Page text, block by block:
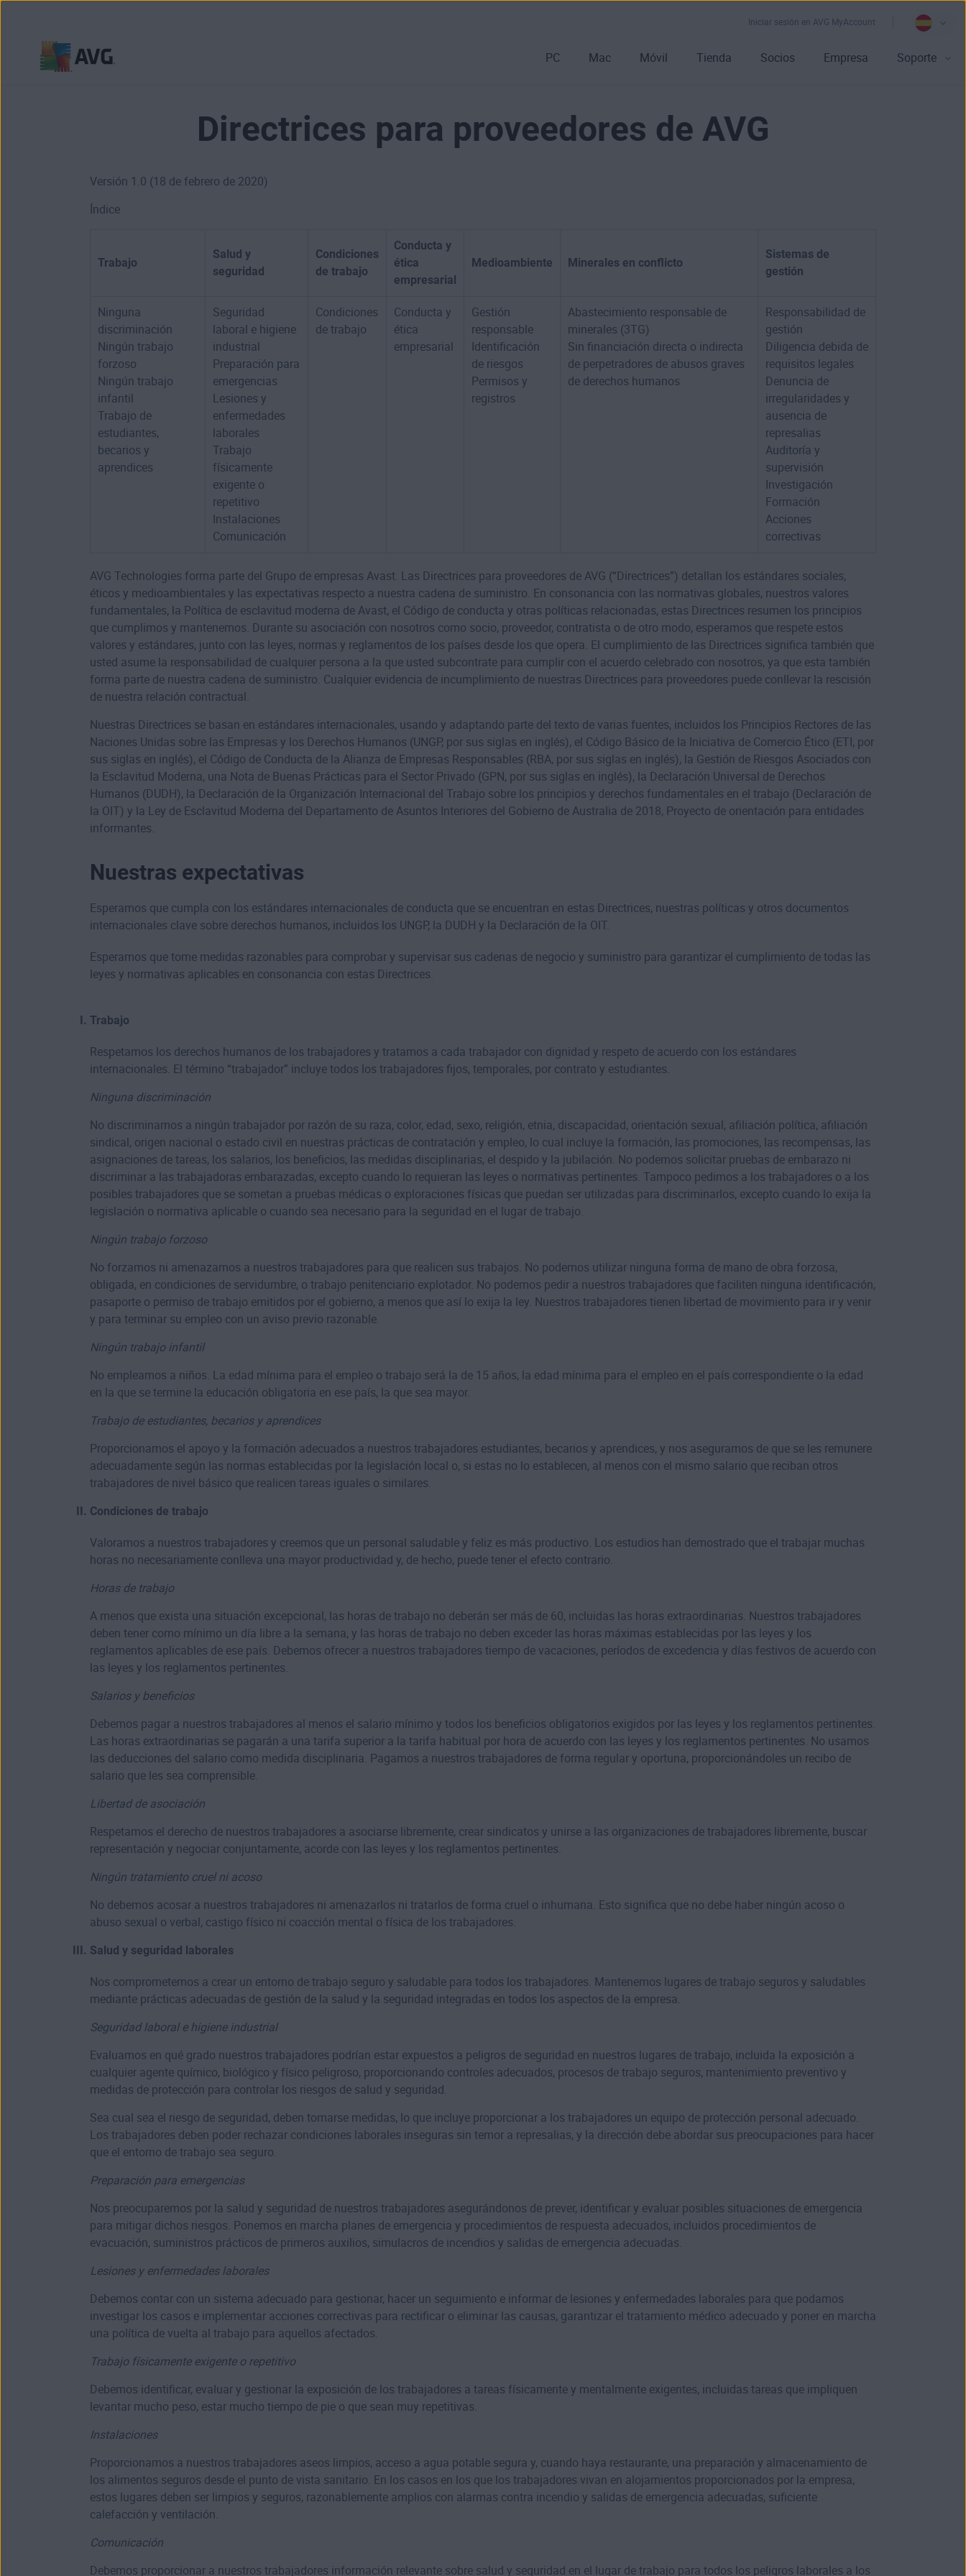
Iniciar sesión en AVG MyAccount
PC Mac Móvil Tienda Socios Empresa Soporte
Directrices para proveedores de AVG
Versión 1.0 (18 de febrero de 2020)
Índice
Trabajo
Salud y
seguridad
Condiciones
de trabajo
Conducta y
ética
empresarial
Medioambiente Minerales en conflicto
Sistemas de
gestión
Ninguna
discriminación
Ningún trabajo
forzoso
Ningún trabajo
infantil
Trabajo de
estudiantes,
becarios y
aprendices
Seguridad
laboral e higiene
industrial
Preparación para
emergencias
Lesiones y
enfermedades
laborales
Trabajo
físicamente
exigente o
repetitivo
Instalaciones
Comunicación
Condiciones
de trabajo
Conducta y
ética
empresarial
Gestión
responsable
Identificación
de riesgos
Permisos y
registros
Abastecimiento responsable de
minerales (3TG)
Sin financiación directa o indirecta
de perpetradores de abusos graves
de derechos humanos
Responsabilidad de
gestión
Diligencia debida de
requisitos legales
Denuncia de
irregularidades y
ausencia de
represalias
Auditoría y
supervisión
Investigación
Formación
Acciones
correctivas
AVG Technologies forma parte del Grupo de empresas Avast. Las Directrices para proveedores de AVG (“Directrices”) detallan los estándares sociales,
éticos y medioambientales y las expectativas respecto a nuestra cadena de suministro. En consonancia con las normativas globales, nuestros valores
fundamentales, la Política de esclavitud moderna de Avast, el Código de conducta y otras políticas relacionadas, estas Directrices resumen los principios
que cumplimos y mantenemos. Durante su asociación con nosotros como socio, proveedor, contratista o de otro modo, esperamos que respete estos
valores y estándares, junto con las leyes, normas y reglamentos de los países desde los que opera. El cumplimiento de las Directrices significa también que
usted asume la responsabilidad de cualquier persona a la que usted subcontrate para cumplir con el acuerdo celebrado con nosotros, ya que esta también
forma parte de nuestra cadena de suministro. Cualquier evidencia de incumplimiento de nuestras Directrices para proveedores puede conllevar la rescisión
de nuestra relación contractual.
Nuestras Directrices se basan en estándares internacionales, usando y adaptando parte del texto de varias fuentes, incluidos los Principios Rectores de las
Naciones Unidas sobre las Empresas y los Derechos Humanos (UNGP, por sus siglas en inglés), el Código Básico de la Iniciativa de Comercio Ético (ETI, por
sus siglas en inglés), el Código de Conducta de la Alianza de Empresas Responsables (RBA, por sus siglas en inglés), la Gestión de Riesgos Asociados con
la Esclavitud Moderna, una Nota de Buenas Prácticas para el Sector Privado (GPN, por sus siglas en inglés), la Declaración Universal de Derechos
Humanos (DUDH), la Declaración de la Organización Internacional del Trabajo sobre los principios y derechos fundamentales en el trabajo (Declaración de
la OIT) y la Ley de Esclavitud Moderna del Departamento de Asuntos Interiores del Gobierno de Australia de 2018, Proyecto de orientación para entidades
informantes.
Nuestras expectativas
Esperamos que cumpla con los estándares internacionales de conducta que se encuentran en estas Directrices, nuestras políticas y otros documentos
internacionales clave sobre derechos humanos, incluidos los UNGP, la DUDH y la Declaración de la OIT.
Esperamos que tome medidas razonables para comprobar y supervisar sus cadenas de negocio y suministro para garantizar el cumplimiento de todas las
leyes y normativas aplicables en consonancia con estas Directrices.
Trabajo
Respetamos los derechos humanos de los trabajadores y tratamos a cada trabajador con dignidad y respeto de acuerdo con los estándares
internacionales. El término “trabajador” incluye todos los trabajadores fijos, temporales, por contrato y estudiantes.
Ninguna discriminación
No discriminamos a ningún trabajador por razón de su raza, color, edad, sexo, religión, etnia, discapacidad, orientación sexual, afiliación política, afiliación
sindical, origen nacional o estado civil en nuestras prácticas de contratación y empleo, lo cual incluye la formación, las promociones, las recompensas, las
asignaciones de tareas, los salarios, los beneficios, las medidas disciplinarias, el despido y la jubilación. No podemos solicitar pruebas de embarazo ni
discriminar a las trabajadoras embarazadas, excepto cuando lo requieran las leyes o normativas pertinentes. Tampoco pedimos a los trabajadores o a los
posibles trabajadores que se sometan a pruebas médicas o exploraciones físicas que puedan ser utilizadas para discriminarlos, excepto cuando lo exija la
legislación o normativa aplicable o cuando sea necesario para la seguridad en el lugar de trabajo.
Ningún trabajo forzoso
No forzamos ni amenazamos a nuestros trabajadores para que realicen sus trabajos. No podemos utilizar ninguna forma de mano de obra forzosa,
obligada, en condiciones de servidumbre, o trabajo penitenciario explotador. No podemos pedir a nuestros trabajadores que faciliten ninguna identificación,
pasaporte o permiso de trabajo emitidos por el gobierno, a menos que así lo exija la ley. Nuestros trabajadores tienen libertad de movimiento para ir y venir
y para terminar su empleo con un aviso previo razonable.
Ningún trabajo infantil
No empleamos a niños. La edad mínima para el empleo o trabajo será la de 15 años, la edad mínima para el empleo en el país correspondiente o la edad
en la que se termine la educación obligatoria en ese país, la que sea mayor.
Trabajo de estudiantes, becarios y aprendices
Proporcionamos el apoyo y la formación adecuados a nuestros trabajadores estudiantes, becarios y aprendices, y nos aseguramos de que se les remunere
adecuadamente según las normas establecidas por la legislación local o, si estas no lo establecen, al menos con el mismo salario que reciban otros
trabajadores de nivel básico que realicen tareas iguales o similares.
Condiciones de trabajo
Valoramos a nuestros trabajadores y creemos que un personal saludable y feliz es más productivo. Los estudios han demostrado que el trabajar muchas
horas no necesariamente conlleva una mayor productividad y, de hecho, puede tener el efecto contrario.
Horas de trabajo
A menos que exista una situación excepcional, las horas de trabajo no deberán ser más de 60, incluidas las horas extraordinarias. Nuestros trabajadores
deben tener como mínimo un día libre a la semana, y las horas de trabajo no deben exceder las horas máximas establecidas por las leyes y los
reglamentos aplicables de ese país. Debemos ofrecer a nuestros trabajadores tiempo de vacaciones, períodos de excedencia y días festivos de acuerdo con
las leyes y los reglamentos pertinentes.
Salarios y beneficios
Debemos pagar a nuestros trabajadores al menos el salario mínimo y todos los beneficios obligatorios exigidos por las leyes y los reglamentos pertinentes.
Las horas extraordinarias se pagarán a una tarifa superior a la tarifa habitual por hora de acuerdo con las leyes y los reglamentos pertinentes. No usamos
las deducciones del salario como medida disciplinaria. Pagamos a nuestros trabajadores de forma regular y oportuna, proporcionándoles un recibo de
salario que les sea comprensible.
Libertad de asociación
Respetamos el derecho de nuestros trabajadores a asociarse libremente, crear sindicatos y unirse a las organizaciones de trabajadores libremente, buscar
representación y negociar conjuntamente, acorde con las leyes y los reglamentos pertinentes.
Ningún tratamiento cruel ni acoso
No debemos acosar a nuestros trabajadores ni amenazarlos ni tratarlos de forma cruel o inhumana. Esto significa que no debe haber ningún acoso o
abuso sexual o verbal, castigo físico ni coacción mental o física de los trabajadores.
Salud y seguridad laborales
Nos comprometemos a crear un entorno de trabajo seguro y saludable para todos los trabajadores. Mantenemos lugares de trabajo seguros y saludables
mediante prácticas adecuadas de gestión de la salud y la seguridad integradas en todos los aspectos de la empresa.
Seguridad laboral e higiene industrial
Evaluamos en qué grado nuestros trabajadores podrían estar expuestos a peligros de seguridad en nuestros lugares de trabajo, incluida la exposición a
cualquier agente químico, biológico y físico peligroso, proporcionando controles adecuados, procesos de trabajo seguros, mantenimiento preventivo y
medidas de protección para controlar los riesgos de salud y seguridad.
Sea cual sea el riesgo de seguridad, deben tomarse medidas, lo que incluye proporcionar a los trabajadores un equipo de protección personal adecuado.
Los trabajadores deben poder rechazar condiciones laborales inseguras sin temor a represalias, y la dirección debe abordar sus preocupaciones para hacer
que el entorno de trabajo sea seguro.
Preparación para emergencias
Nos preocuparemos por la salud y seguridad de nuestros trabajadores asegurándonos de prever, identificar y evaluar posibles situaciones de emergencia
para mitigar dichos riesgos. Ponemos en marcha planes de emergencia y procedimientos de respuesta adecuados, incluidos procedimientos de
evacuación, suministros prácticos de primeros auxilios, simulacros de incendios y salidas de emergencia adecuadas.
Lesiones y enfermedades laborales
Debemos contar con un sistema adecuado para gestionar, hacer un seguimiento e informar de lesiones y enfermedades laborales para que podamos
investigar los casos e implementar acciones correctivas para rectificar o eliminar las causas, garantizar el tratamiento médico adecuado y poner en marcha
una política de vuelta al trabajo para aquellos afectados.
Trabajo físicamente exigente o repetitivo
Debemos identificar, evaluar y gestionar la exposición de los trabajadores a tareas físicamente y mentalmente exigentes, incluidas tareas que impliquen
levantar mucho peso, estar mucho tiempo de pie o que sean muy repetitivas.
Instalaciones
Proporcionamos a nuestros trabajadores aseos limpios, acceso a agua potable segura y, cuando haya restaurante, una preparación y almacenamiento de
los alimentos seguros desde el punto de vista sanitario. En los casos en los que los trabajadores vivan en alojamientos proporcionados por la empresa,
estos lugares deben ser limpios y seguros, razonablemente amplios con alarmas contra incendio y salidas de emergencia adecuadas, suficiente
calefacción y ventilación.
Comunicación
Debemos proporcionar a nuestros trabajadores información relevante sobre salud y seguridad en el lugar de trabajo para todos los peligros laborales a los